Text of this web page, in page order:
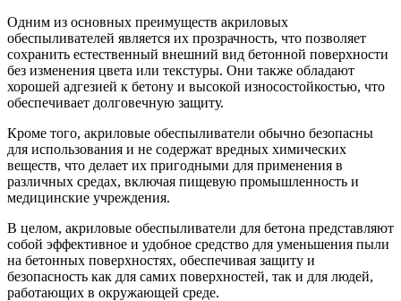
Одним из основных преимуществ акриловых
обеспыливателей является их прозрачность, что позволяет
сохранить естественный внешний вид бетонной поверхности
без изменения цвета или текстуры. Они также обладают
хорошей адгезией к бетону и высокой износостойкостью, что
обеспечивает долговечную защиту.
Кроме того, акриловые обеспыливатели обычно безопасны
для использования и не содержат вредных химических
веществ, что делает их пригодными для применения в
различных средах, включая пищевую промышленность и
медицинские учреждения.
В целом, акриловые обеспыливатели для бетона представляют
собой эффективное и удобное средство для уменьшения пыли
на бетонных поверхностях, обеспечивая защиту и
безопасность как для самих поверхностей, так и для людей,
работающих в окружающей среде.